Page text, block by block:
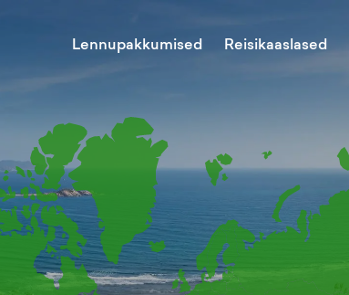
Lennupakkumised Reisikaaslased